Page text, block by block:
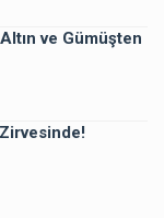
ve Gümüşten